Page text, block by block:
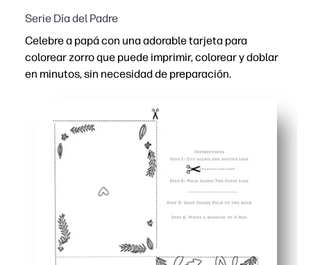
Serie Día del Padre
Celebre a papá con una adorable tarjeta para
colorear zorro que puede imprimir, colorear y doblar
en minutos, sin necesidad de preparación.
Una actividad rápida de impresión y uso, perfecta para
Contrata a los niños con obras de arte audaces y
Puedes personalizar el interior con mensajes o
Imprime en papel estándar con un diseño de luz de